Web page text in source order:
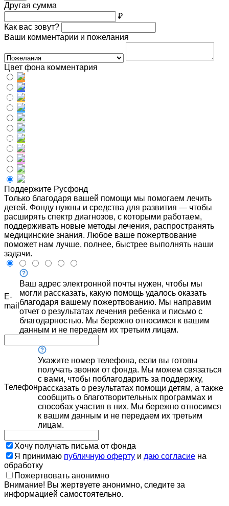
Другая сумма
₽
Как вас зовут?
Ваши комментарии и пожелания
Цвет фона комментария
Поддержите Русфонд
Только благодаря вашей помощи мы помогаем лечить
детей. Фонду нужны и средства для развития — чтобы
расширять спектр диагнозов, с которыми работаем,
поддерживать новые методы лечения, распространять
медицинские знания. Любое ваше пожертвование
поможет нам лучше, полнее, быстрее выполнять наши
задачи.
E-
mail
Ваш адрес электронной почты нужен, чтобы мы
могли рассказать, какую помощь удалось оказать
благодаря вашему пожертвованию. Мы направим
отчет о результатах лечения ребенка и письмо с
благодарностью. Мы бережно относимся к вашим
данным и не передаем их третьим лицам.
Телефон
Укажите номер телефона, если вы готовы
получать звонки от фонда. Мы можем связаться
с вами, чтобы поблагодарить за поддержку,
рассказать о результатах помощи детям, а также
сообщить о благотворительных программах и
способах участия в них. Мы бережно относимся
к вашим данным и не передаем их третьим
лицам.
Хочу получать письма от фонда
Я принимаю публичную оферту и даю согласие на
обработку
Пожертвовать анонимно
Внимание! Вы жертвуете анонимно, следите за
информацией самостоятельно.